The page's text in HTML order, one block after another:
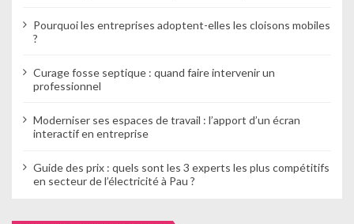
Pourquoi les entreprises adoptent-elles les cloisons mobiles
?
Curage fosse septique : quand faire intervenir un
professionnel
Moderniser ses espaces de travail : l’apport d’un écran
interactif en entreprise
Guide des prix : quels sont les 3 experts les plus compétitifs
en secteur de l’électricité à Pau ?